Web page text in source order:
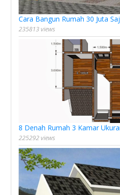
Cara Bangun Rumah 30 Juta
235813 views
8 Denah Rumah 3 Kamar
225292 views